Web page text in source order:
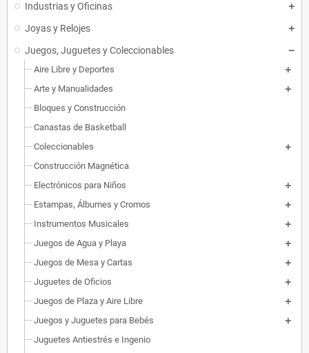
Industrias y Oficinas
Joyas y Relojes
Juegos, Juguetes y Coleccionables
Aire Libre y Deportes
Arte y Manualidades
Bloques y Construcción
Canastas de Basketball
Coleccionables
Construcción Magnética
Electrónicos para Niños
Estampas, Álbumes y Cromos
Instrumentos Musicales
Juegos de Agua y Playa
Juegos de Mesa y Cartas
Juguetes de Oficios
Juegos de Plaza y Aire Libre
Juegos y Juguetes para Bebés
Juguetes Antiestrés e Ingenio